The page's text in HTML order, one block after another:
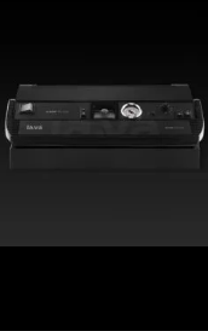
Produkt-Details anzeigen